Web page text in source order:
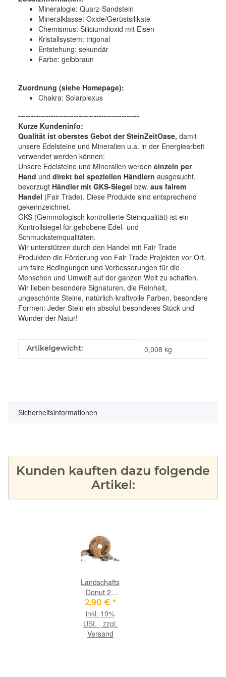
Mineralogie: Quarz-Sandstein
Mineralklasse: Oxide/Gerüstsilikate
Chemismus: Siliciumdioxid mit Eisen
Kristallsystem: trigonal
Entstehung: sekundär
Farbe: gelbbraun
Zuordnung (siehe Homepage):
Chakra: Solarplexus
------------------------------------------------
Kurze Kundeninfo:
Qualität ist oberstes Gebot der SteinZeitOase, damit
unsere Edelsteine und Mineralien u.a. in der Energiearbeit
verwendet werden können:
Unsere Edelsteine und Mineralien werden einzeln per
Hand und direkt bei speziellen Händlern ausgesucht,
bevorzugt Händler mit GKS-Siegel bzw. aus fairem
Handel (Fair Trade). Diese Produkte sind entsprechend
gekennzeichnet.
GKS (Gemmologisch kontrollierte Steinqualität) ist ein
Kontrollsiegel für gehobene Edel- und
Schmucksteinqualitäten.
Wir unterstützen durch den Handel mit Fair Trade
Produkten die Förderung von Fair Trade Projekten vor Ort,
um faire Bedingungen und Verbesserungen für die
Menschen und Umwelt auf der ganzen Welt zu schaffen.
Wir lieben besondere Signaturen, die Reinheit,
ungeschönte Steine, natürlich-kraftvolle Farben, besondere
Formen: Jeder Stein ein absolut besonderes Stück und
Wunder der Natur!
Produkteigenschaft
Wert
Artikelgewicht: 0,008 kg
Sicherheitsinformationen
Kunden kauften dazu folgende
Artikel:
Landschaftsjaspis
Donut 25
mm (3 mm
stark)
2,90 € *
inkl. 19%
USt. , zzgl.
Versand